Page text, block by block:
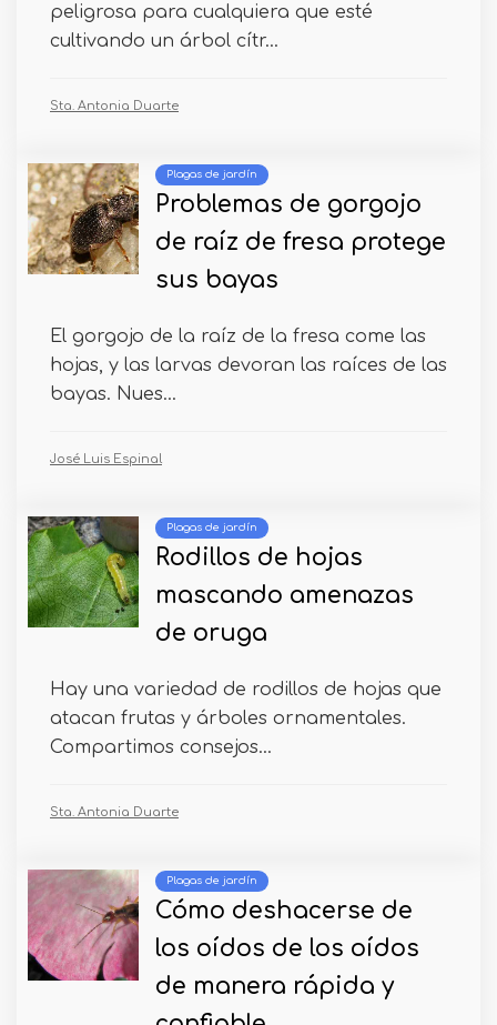
peligrosa para cualquiera que esté
cultivando un árbol cítr...
Sta. Antonia Duarte
Plagas de jardín
Problemas de gorgojo
de raíz de fresa protege
sus bayas
El gorgojo de la raíz de la fresa come las
hojas, y las larvas devoran las raíces de las
bayas. Nues...
José Luis Espinal
Plagas de jardín
Rodillos de hojas
mascando amenazas
de oruga
Hay una variedad de rodillos de hojas que
atacan frutas y árboles ornamentales.
Compartimos consejos...
Sta. Antonia Duarte
Plagas de jardín
Cómo deshacerse de
los oídos de los oídos
de manera rápida y